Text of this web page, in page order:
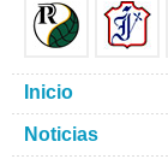
Inicio
Noticias